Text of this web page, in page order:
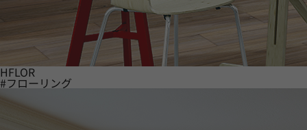
HFLOR
#フローリング